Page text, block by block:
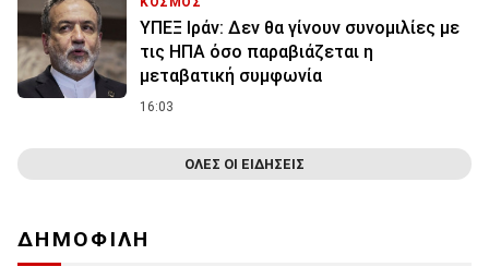
ΥΠΕΞ Ιράν: Δεν θα γίνουν συνομιλίες με
τις ΗΠΑ όσο παραβιάζεται η
μεταβατική συμφωνία
16:03
ΟΛΕΣ ΟΙ ΕΙΔΗΣΕΙΣ
ΔΗΜΟΦΙΛΗ